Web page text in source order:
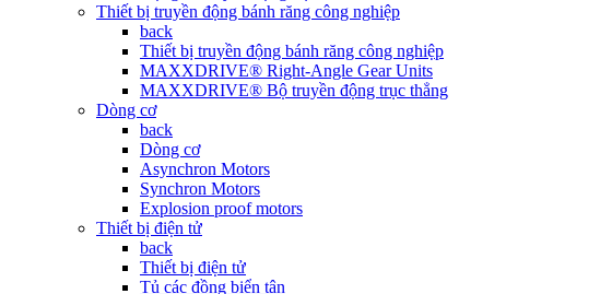
Thiết bị truyền động bánh răng công nghiệp
back
Thiết bị truyền động bánh răng công nghiệp
MAXXDRIVE® Right-Angle Gear Units
MAXXDRIVE® Bộ truyền động trục thẳng
Dòng cơ
back
Dòng cơ
Asynchron Motors
Synchron Motors
Explosion proof motors
Thiết bị điện tử
back
Thiết bị điện tử
Tủ các đồng biển tân